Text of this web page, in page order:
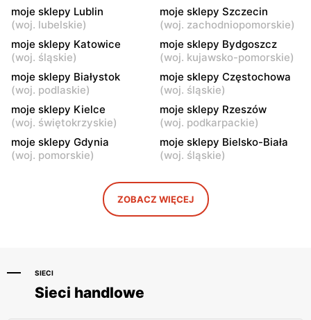
moje sklepy
Górki, ul. Górki 71
moje sklepy
Gumniska, ul. Gumniska
157C
moje sklepy
Iwierzyce, ul. Iwierzyce
moje sklepy
Tczew, ul. Franciszka Żwirki
moje sklepy
Hyżne, ul. Hyżne 100
moje sklepy
Jarosław, ul. Pełkińska 147
Niebylec, ul. Niebylec 139 Opole, ul. Grudzicka 45
moje sklepy Lublin
(woj. lubelskie)
moje sklepy Szczecin
(woj. zachodniopomorskie)
moje sklepy Katowice
(woj. śląskie)
moje sklepy Bydgoszcz
(woj. kujawsko-pomorskie)
moje sklepy Białystok
(woj. podlaskie)
moje sklepy Częstochowa
(woj. śląskie)
moje sklepy Kielce
(woj. świętokrzyskie)
moje sklepy Rzeszów
(woj. podkarpackie)
moje sklepy Gdynia
(woj. pomorskie)
moje sklepy Bielsko-Biała
(woj. śląskie)
ZOBACZ WIĘCEJ
SIECI
Sieci handlowe